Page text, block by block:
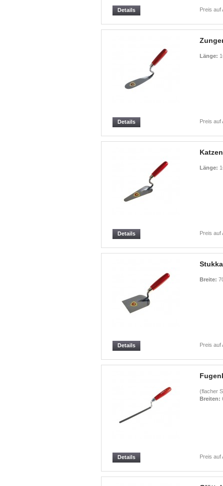
Preis auf
Details
Länge:
Preis auf
Details
Länge:
Preis auf
Details
Breite:
Preis auf
Details
(flacher
Breiten:
Preis auf
Details